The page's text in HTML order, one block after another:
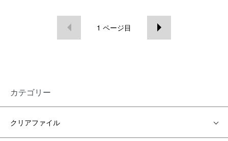
1 ページ目
カテゴリー
クリアファイル